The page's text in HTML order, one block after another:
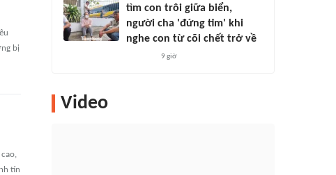
bị
tín
tìm con trôi giữa biển,
người cha 'đứng tim' khi
nghe con từ cõi chết trở về
9 giờ
Video